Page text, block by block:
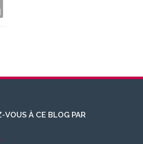
VOUS À CE BLOG PAR